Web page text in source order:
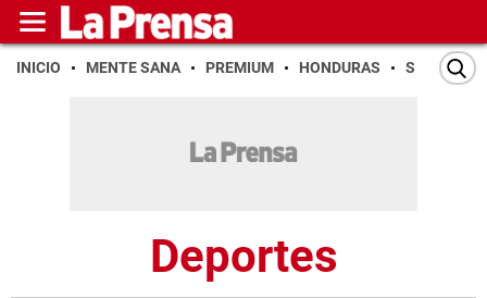
INICIO MENTE SANA PREMIUM HONDURAS SAN PEDRO
Deportes